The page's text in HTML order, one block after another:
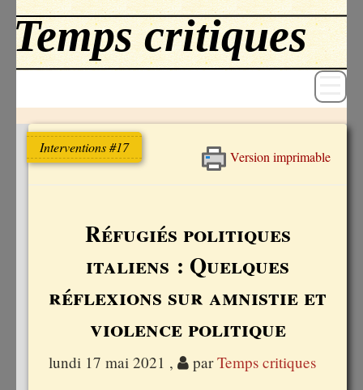
Textes
Archives
Interventions #17
Version imprimable
Réfugiés politiques
italiens : Quelques
réflexions sur amnistie et
violence politique
lundi 17 mai 2021 , parTemps critiques